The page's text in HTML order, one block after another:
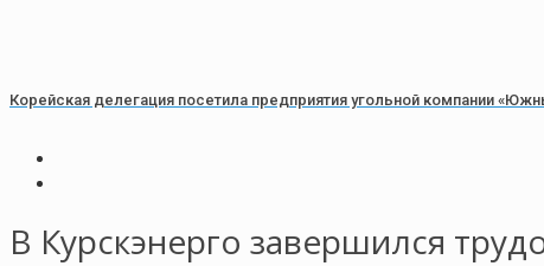
Корейская делегация посетила предприятия угольной компании
В Курскэнерго завершился